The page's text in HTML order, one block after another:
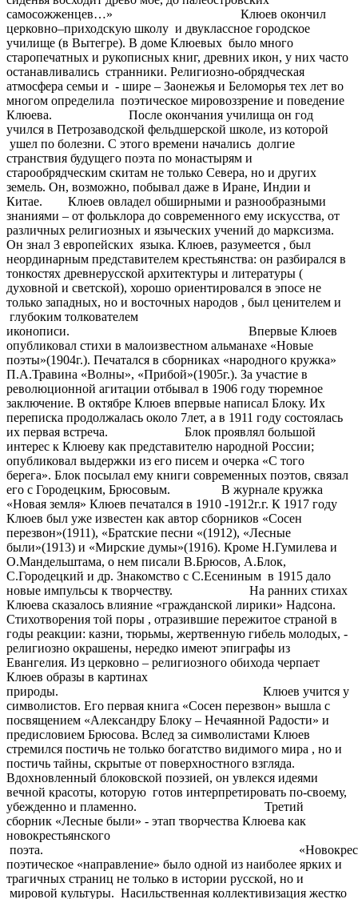
самосожженцев…» Клюев окончил
церковно–приходскую школу и двуклассное городское
училище (в Вытегре). В доме Клюевых было много
старопечатных и рукописных книг, древних икон, у них часто
останавливались странники. Религиозно-обрядческая
атмосфера семьи и - шире – Заонежья и Беломорья тех лет во
многом определила поэтическое мировоззрение и поведение
Клюева. После окончания училища он год
учился в Петрозаводской фельдшерской школе, из которой
ушел по болезни. С этого времени начались долгие
странствия будущего поэта по монастырям и
старообрядческим скитам не только Севера, но и других
земель. Он, возможно, побывал даже в Иране, Индии и
Китае. Клюев овладел обширными и разнообразными
знаниями – от фольклора до современного ему искусства, от
различных религиозных и языческих учений до марксизма.
Он знал 3 европейских языка. Клюев, разумеется , был
неординарным представителем крестьянства: он разбирался в
тонкостях древнерусской архитектуры и литературы (
духовной и светской), хорошо ориентировался в эпосе не
только западных, но и восточных народов , был ценителем и
глубоким толкователем
иконописи. Впервые Клюев
опубликовал стихи в малоизвестном альманахе «Новые
поэты»(1904г.). Печатался в сборниках «народного кружка»
П.А.Травина «Волны», «Прибой»(1905г.). За участие в
революционной агитации отбывал в 1906 году тюремное
заключение. В октябре Клюев впервые написал Блоку. Их
переписка продолжалась около 7лет, а в 1911 году состоялась
их первая встреча. Блок проявлял большой
интерес к Клюеву как представителю народной России;
опубликовал выдержки из его писем и очерка «С того
берега». Блок посылал ему книги современных поэтов, связал
его с Городецким, Брюсовым. В журнале кружка
«Новая земля» Клюев печатался в 1910 -1912г.г. К 1917 году
Клюев был уже известен как автор сборников «Сосен
перезвон»(1911), «Братские песни «(1912), «Лесные
были»(1913) и «Мирские думы»(1916). Кроме Н.Гумилева и
О.Мандельштама, о нем писали В.Брюсов, А.Блок,
С.Городецкий и др. Знакомство с С.Есениным в 1915 дало
новые импульсы к творчеству. На ранних стихах
Клюева сказалось влияние «гражданской лирики» Надсона.
Стихотворения той поры , отразившие пережитое страной в
годы реакции: казни, тюрьмы, жертвенную гибель молодых, -
религиозно окрашены, нередко имеют эпиграфы из
Евангелия. Из церковно – религиозного обихода черпает
Клюев образы в картинах
природы. Клюев учится у
символистов. Его первая книга «Сосен перезвон» вышла с
посвящением «Александру Блоку – Нечаянной Радости» и
предисловием Брюсова. Вслед за символистами Клюев
стремился постичь не только богатство видимого мира , но и
постичь тайны, скрытые от поверхностного взгляда.
Вдохновленный блоковской поэзией, он увлекся идеями
вечной красоты, которую готов интерпретировать по-своему,
убежденно и пламенно. Третий
сборник «Лесные были» - этап творчества Клюева как
новокрестьянского
поэта.
поэтическое «направление» было одной из наиболее ярких и
трагичных страниц не только в истории русской, но и
мировой культуры. Насильственная коллективизация жестко